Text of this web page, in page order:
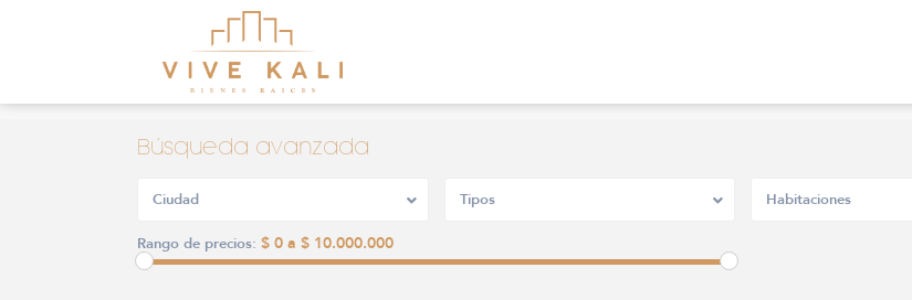
Búsqueda avanzada
Ciudad Tipos Habitaciones
Rango de precios: $ 0 a $ 10.000.000